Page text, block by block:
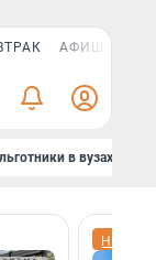
АФИША PLUS
в вузах СПб